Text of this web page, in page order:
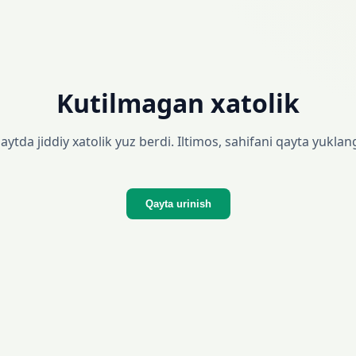
Kutilmagan xatolik
jiddiy xatolik yuz berdi. Iltimos, sahifani qayta
Qayta urinish